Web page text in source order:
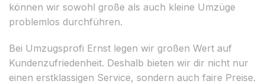
können wir sowohl große als auch kleine Umzüge
problemlos durchführen.
Bei Umzugsprofi Ernst legen wir großen Wert auf
Kundenzufriedenheit. Deshalb bieten wir dir nicht nur
einen erstklassigen Service, sondern auch faire Preise.